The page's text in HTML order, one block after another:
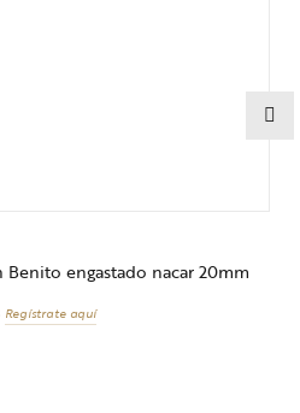
Benito engastado nacar 20mm
Regístrate aquí